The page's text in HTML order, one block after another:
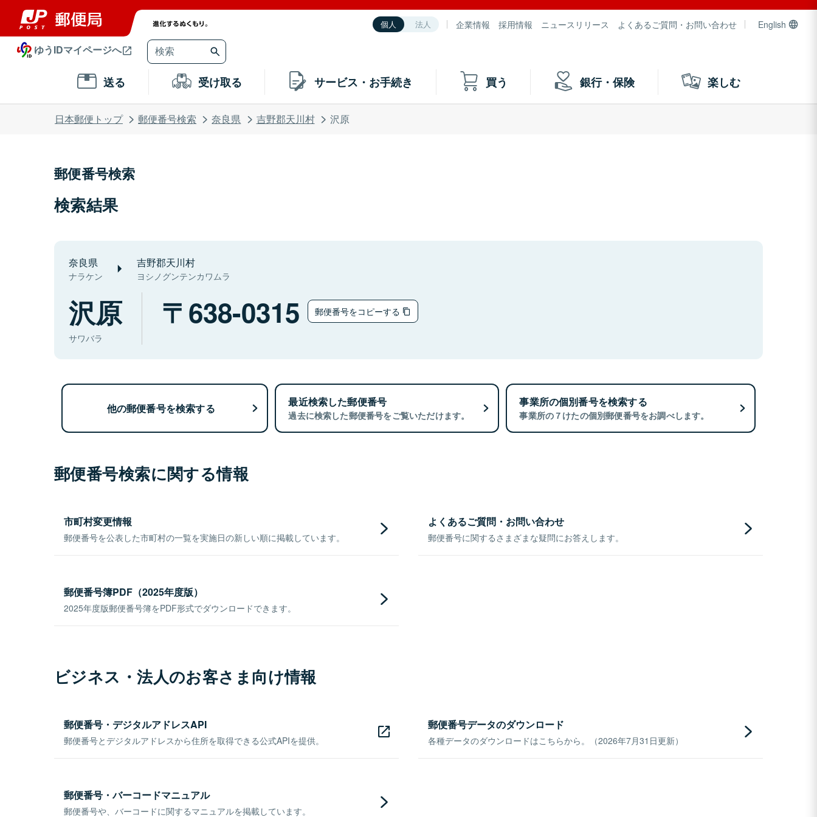
個人 法人 企業情報 採用情報 ニュースリリース よくあるご質問・お問い合わせ English
ゆうIDマイページへ
送る 受け取る サービス・お手続き 買う 銀行・保険 楽しむ
日本郵便トップ 郵便番号検索 奈良県 吉野郡天川村 沢原
郵便番号検索
検索結果
奈良県
ナラケン
吉野郡天川村
ヨシノグンテンカワムラ
沢原
サワバラ
638-0315 郵便番号をコピーする
他の郵便番号を検索する 最近検索した郵便番号
過去に検索した郵便番号をご覧いただけます。
事業所の個別番号を検索する
事業所の７けたの個別郵便番号をお調べします。
郵便番号検索に関する情報
市町村変更情報
郵便番号を公表した市町村の一覧を実施日の新しい順に掲載しています。
よくあるご質問・お問い合わせ
郵便番号に関するさまざまな疑問にお答えします。
郵便番号簿PDF（2025年度版）
2025年度版郵便番号簿をPDF形式でダウンロードできます。
ビジネス・法人のお客さま向け情報
郵便番号・デジタルアドレスAPI
郵便番号とデジタルアドレスから住所を取得できる公式APIを提供。
郵便番号データのダウンロード
各種データのダウンロードはこちらから。（2026年7月31日更新）
郵便番号・バーコードマニュアル
郵便番号や、バーコードに関するマニュアルを掲載しています。